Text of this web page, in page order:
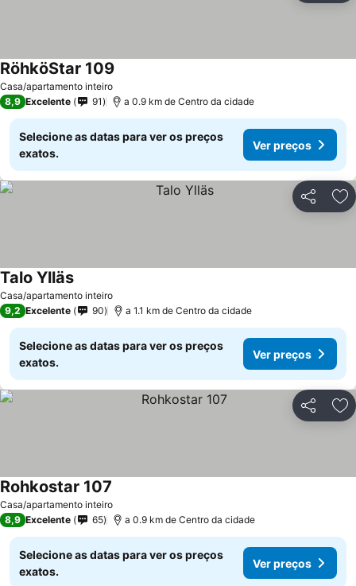
Casa/apartamento inteiro
RöhköStar 109
8,9 Excelente 91 a 0.9 km de Centro da cidade
Selecione as datas para ver os preços
exatos.
Ver preços
Partilhar
Casa/apartamento inteiro
Talo Ylläs
9,2 Excelente 90 a 1.1 km de Centro da cidade
Selecione as datas para ver os preços
exatos.
Ver preços
Partilhar
Casa/apartamento inteiro
Rohkostar 107
8,9 Excelente 65 a 0.9 km de Centro da cidade
Selecione as datas para ver os preços
exatos.
Ver preços